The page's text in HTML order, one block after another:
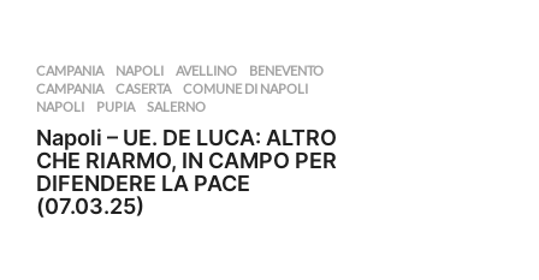
CAMPANIA ,NAPOLI AVELLINO ,BENEVENTO
CAMPANIA
,CASERTA ,COMUNE DI NAPOLI
NAPOLI
,PUPIA ,SALERNO
Napoli – UE. DE LUCA: ALTRO
CHE RIARMO, IN CAMPO PER
DIFENDERE LA PACE
(07.03.25)